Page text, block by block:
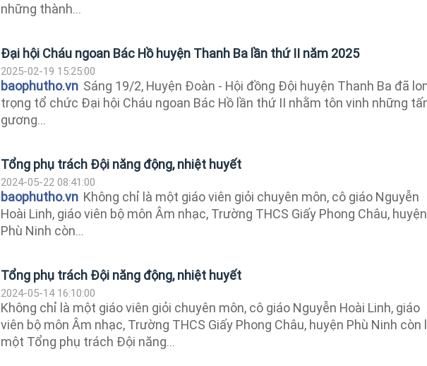
những thành...
Đại hội Cháu ngoan Bác Hồ huyện Thanh Ba lần thứ II năm 2025
2025-02-19 15:25:00
baophutho.vn Sáng 19/2, Huyện Đoàn - Hội đồng Đội huyện Thanh Ba đã
trọng tổ chức Đại hội Cháu ngoan Bác Hồ lần thứ II nhằm tôn vinh những
gương...
Tổng phụ trách Đội năng động, nhiệt huyết
2024-05-22 08:41:00
baophutho.vn Không chỉ là một giáo viên giỏi chuyên môn, cô giáo Nguyễn
Hoài Linh, giáo viên bộ môn Âm nhạc, Trường THCS Giấy Phong Châu, huyện
Phù Ninh còn...
Tổng phụ trách Đội năng động, nhiệt huyết
2024-05-14 16:10:00
Không chỉ là một giáo viên giỏi chuyên môn, cô giáo Nguyễn Hoài Linh, giáo
viên bộ môn Âm nhạc, Trường THCS Giấy Phong Châu, huyện Phù Ninh còn
một Tổng phụ trách Đội năng...